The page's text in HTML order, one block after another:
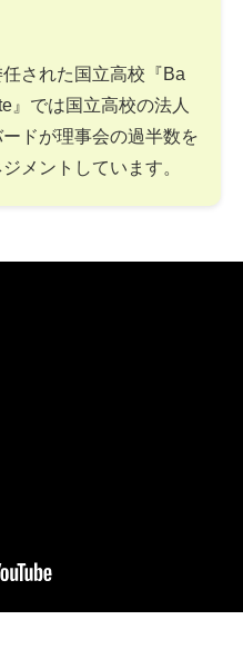
された国立高校『Ba
』では国立高校の法人
ドが理事会の過半数を
メントしています。